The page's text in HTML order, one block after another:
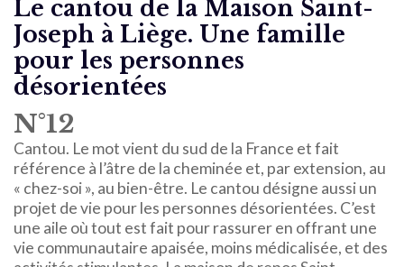
Le cantou de la Maison Saint-
Joseph à Liège. Une famille
pour les personnes
désorientées
N°12
Cantou. Le mot vient du sud de la France et fait
référence à l’âtre de la cheminée et, par extension, au
« chez-soi », au bien-être. Le cantou désigne aussi un
projet de vie pour les personnes désorientées. C’est
une aile où tout est fait pour rassurer en offrant une
vie communautaire apaisée, moins médicalisée, et des